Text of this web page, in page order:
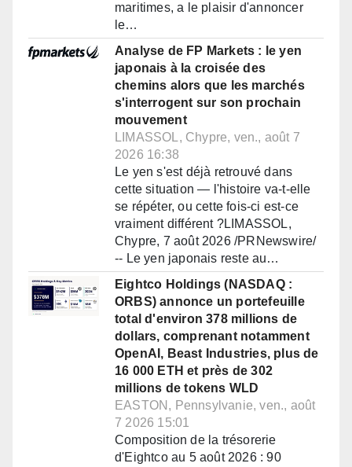
maritimes, a le plaisir d'annoncer
le…
Analyse de FP Markets : le yen
japonais à la croisée des
chemins alors que les marchés
s'interrogent sur son prochain
mouvement
LIMASSOL, Chypre, ven., août 7
2026 16:38
Le yen s'est déjà retrouvé dans
cette situation — l'histoire va-t-elle
se répéter, ou cette fois-ci est-ce
vraiment différent ?LIMASSOL,
Chypre, 7 août 2026 /PRNewswire/
-- Le yen japonais reste au…
Eightco Holdings (NASDAQ :
ORBS) annonce un portefeuille
total d'environ 378 millions de
dollars, comprenant notamment
OpenAI, Beast Industries, plus de
16 000 ETH et près de 302
millions de tokens WLD
EASTON, Pennsylvanie, ven., août
7 2026 15:01
Composition de la trésorerie
d'Eightco au 5 août 2026 : 90